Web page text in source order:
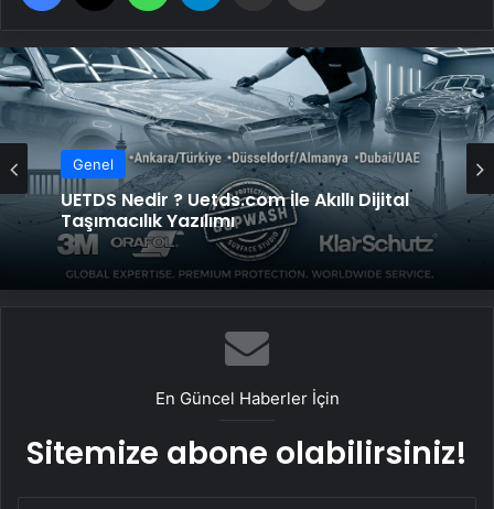
Genel
UETDS Nedir ? Uetds.com İle Akıllı Dijital
Taşımacılık Yazılımı
En Güncel Haberler İçin
Sitemize abone olabilirsiniz!